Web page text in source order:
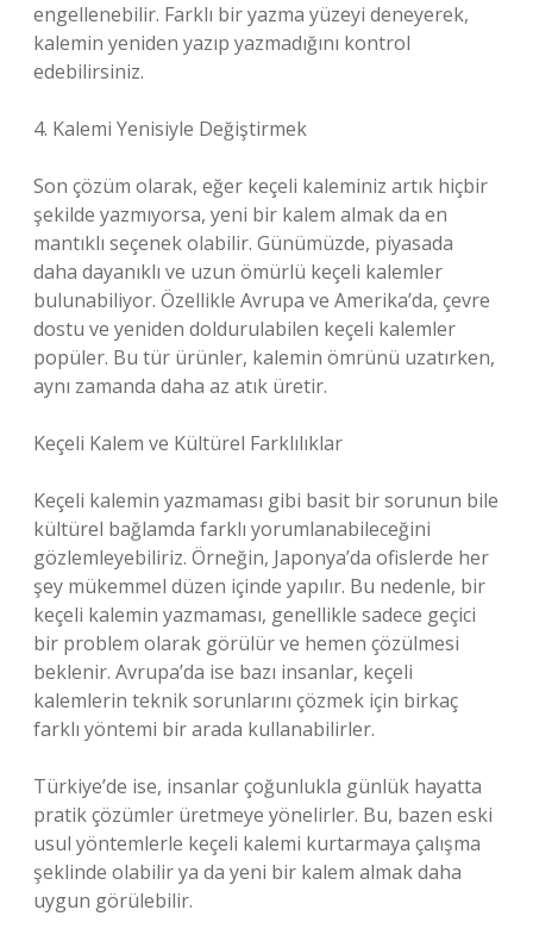
engellenebilir. Farklı bir yazma yüzeyi deneyerek,
kalemin yeniden yazıp yazmadığını kontrol
edebilirsiniz.
4. Kalemi Yenisiyle Değiştirmek
Son çözüm olarak, eğer keçeli kaleminiz artık hiçbir
şekilde yazmıyorsa, yeni bir kalem almak da en
mantıklı seçenek olabilir. Günümüzde, piyasada
daha dayanıklı ve uzun ömürlü keçeli kalemler
bulunabiliyor. Özellikle Avrupa ve Amerika’da, çevre
dostu ve yeniden doldurulabilen keçeli kalemler
popüler. Bu tür ürünler, kalemin ömrünü uzatırken,
aynı zamanda daha az atık üretir.
Keçeli Kalem ve Kültürel Farklılıklar
Keçeli kalemin yazmaması gibi basit bir sorunun bile
kültürel bağlamda farklı yorumlanabileceğini
gözlemleyebiliriz. Örneğin, Japonya’da ofislerde her
şey mükemmel düzen içinde yapılır. Bu nedenle, bir
keçeli kalemin yazmaması, genellikle sadece geçici
bir problem olarak görülür ve hemen çözülmesi
beklenir. Avrupa’da ise bazı insanlar, keçeli
kalemlerin teknik sorunlarını çözmek için birkaç
farklı yöntemi bir arada kullanabilirler.
Türkiye’de ise, insanlar çoğunlukla günlük hayatta
pratik çözümler üretmeye yönelirler. Bu, bazen eski
usul yöntemlerle keçeli kalemi kurtarmaya çalışma
şeklinde olabilir ya da yeni bir kalem almak daha
uygun görülebilir.